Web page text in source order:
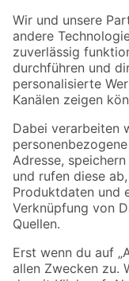
Der toom Newsletter:
Zur Newsletter
Folge uns
Zahlungsarten
Sicher einkaufen